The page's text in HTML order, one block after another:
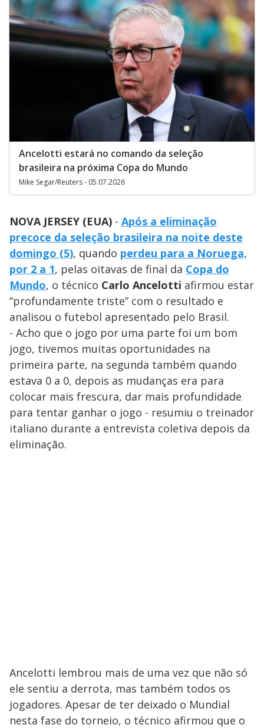
Ancelotti estará no comando da seleção
brasileira na próxima Copa do Mundo
Mike Segar/Reuters - 05.07.2026
NOVA JERSEY (EUA) - Após a eliminação
precoce da seleção brasileira na noite deste
domingo (5), quando perdeu para a Noruega,
por 2 a 1, pelas oitavas de final da Copa do
Mundo, o técnico Carlo Ancelotti afirmou estar
“profundamente triste” com o resultado e
analisou o futebol apresentado pelo Brasil.
- Acho que o jogo por uma parte foi um bom
jogo, tivemos muitas oportunidades na
primeira parte, na segunda também quando
estava 0 a 0, depois as mudanças era para
colocar mais frescura, dar mais profundidade
para tentar ganhar o jogo - resumiu o treinador
italiano durante a entrevista coletiva depois da
eliminação.
Ancelotti lembrou mais de uma vez que não só
ele sentiu a derrota, mas também todos os
jogadores. Apesar de ter deixado o Mundial
nesta fase do torneio, o técnico afirmou que o